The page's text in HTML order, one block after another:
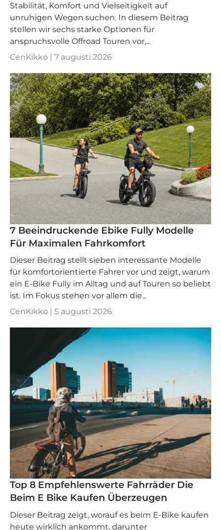
Stabilität, Komfort und Vielseitigkeit auf
unruhigen Wegen suchen. In diesem Beitrag
stellen wir sechs starke Optionen für
anspruchsvolle Offroad Touren vor,...
CenKikko | 7 augusti 2026
7 Beeindruckende Ebike Fully Modelle
Für Maximalen Fahrkomfort
Dieser Beitrag stellt sieben interessante Modelle
für komfortorientierte Fahrer vor und zeigt, warum
ein E-Bike Fully im Alltag und auf Touren so beliebt
ist. Im Fokus stehen vor allem die...
CenKikko | 5 augusti 2026
Top 8 Empfehlenswerte Fahrräder Die
Beim E Bike Kaufen Überzeugen
Dieser Beitrag zeigt, worauf es beim E-Bike kaufen
heute wirklich ankommt, darunter